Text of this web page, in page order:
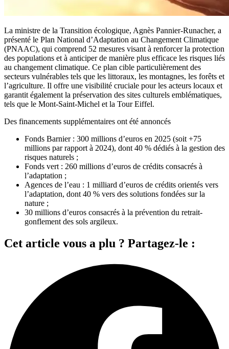
La ministre de la Transition écologique, Agnès Pannier-Runacher, a
présenté le Plan National d’Adaptation au Changement Climatique
(PNAAC), qui comprend 52 mesures visant à renforcer la protection
des populations et à anticiper de manière plus efficace les risques liés
au changement climatique. Ce plan cible particulièrement des
secteurs vulnérables tels que les littoraux, les montagnes, les forêts et
l’agriculture. Il offre une visibilité cruciale pour les acteurs locaux et
garantit également la préservation des sites culturels emblématiques,
tels que le Mont-Saint-Michel et la Tour Eiffel.
Des financements supplémentaires ont été annoncés
Fonds Barnier : 300 millions d’euros en 2025 (soit +75
millions par rapport à 2024), dont 40 % dédiés à la gestion des
risques naturels ;
Fonds vert : 260 millions d’euros de crédits consacrés à
l’adaptation ;
Agences de l’eau : 1 milliard d’euros de crédits orientés vers
l’adaptation, dont 40 % vers des solutions fondées sur la
nature ;
30 millions d’euros consacrés à la prévention du retrait-
gonflement des sols argileux.
Cet article vous a plu ? Partagez-le :